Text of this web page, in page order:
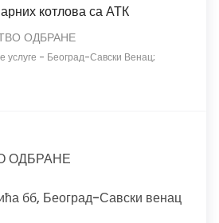
котлова са АТК
ОДБРАНЕ
услуге - Београд-Савски Венац;
ОДБРАНЕ
бб, Београд-Савски венац